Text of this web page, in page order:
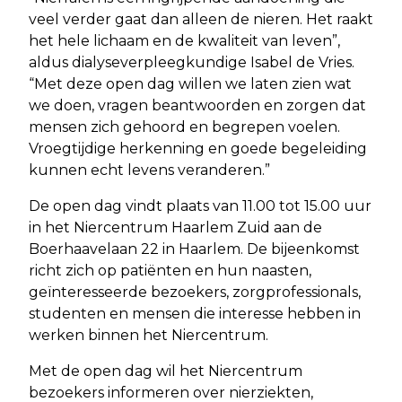
veel verder gaat dan alleen de nieren. Het raakt
het hele lichaam en de kwaliteit van leven”,
aldus dialyseverpleegkundige Isabel de Vries.
“Met deze open dag willen we laten zien wat
we doen, vragen beantwoorden en zorgen dat
mensen zich gehoord en begrepen voelen.
Vroegtijdige herkenning en goede begeleiding
kunnen echt levens veranderen.”
De open dag vindt plaats van 11.00 tot 15.00 uur
in het Niercentrum Haarlem Zuid aan de
Boerhaavelaan 22 in Haarlem. De bijeenkomst
richt zich op patiënten en hun naasten,
geïnteresseerde bezoekers, zorgprofessionals,
studenten en mensen die interesse hebben in
werken binnen het Niercentrum.
Met de open dag wil het Niercentrum
bezoekers informeren over nierziekten,